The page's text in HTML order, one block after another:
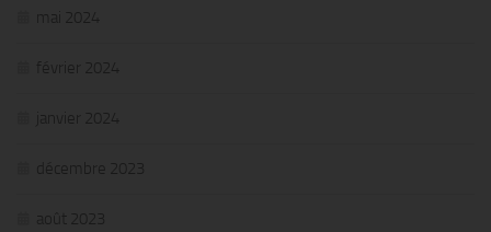
mai 2024
février 2024
janvier 2024
décembre 2023
août 2023